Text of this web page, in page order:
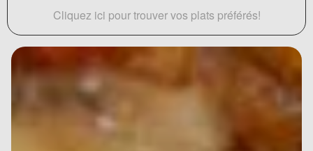
Cliquez ici pour trouver vos plats préférés!